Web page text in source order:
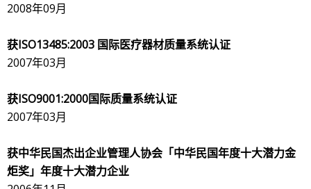
2008年09月
获ISO13485:2003 国际医疗器材质量系统认证
2007年03月
获ISO9001:2000国际质量系统认证
2007年03月
获中华民国杰出企业管理人协会「中华民国年度十大潜力金
炬奖」年度十大潜力企业